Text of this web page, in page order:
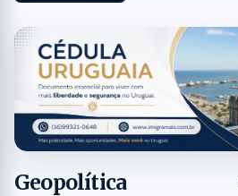
Geopolítica